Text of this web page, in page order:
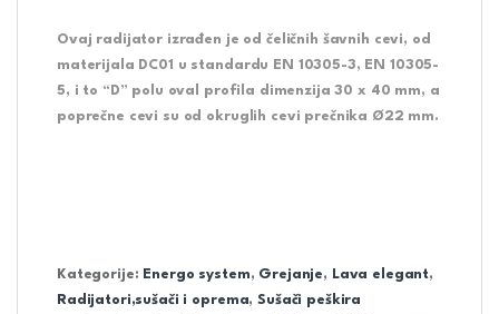
Ovaj radijator izrađen je od čeličnih šavnih cevi, od
materijala DC01 u standardu EN 10305-3, EN 10305-
5, i to “D” polu oval profila dimenzija 30 x 40 mm, a
poprečne cevi su od okruglih cevi prečnika Ø22 mm.
Kategorije: Energo system, Grejanje, Lava elegant,
Radijatori,sušači i oprema,Sušači peškira